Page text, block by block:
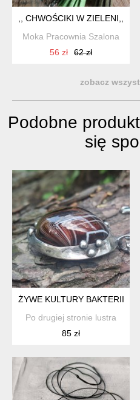
,, CHWOŚCIKI W ZIELENI,,
Moka Pracownia Szalona
56 zł
62 zł
zobacz
Podobne
się
ŻYWE KULTURY BAKTERII -
Po drugiej stronie lustra
85 zł